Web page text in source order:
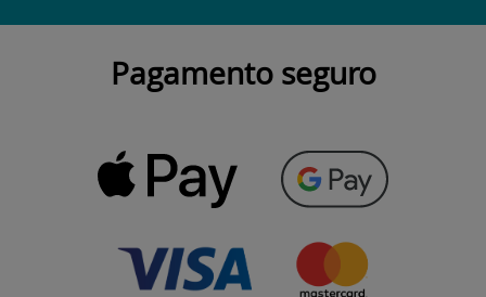
Pagamento seguro